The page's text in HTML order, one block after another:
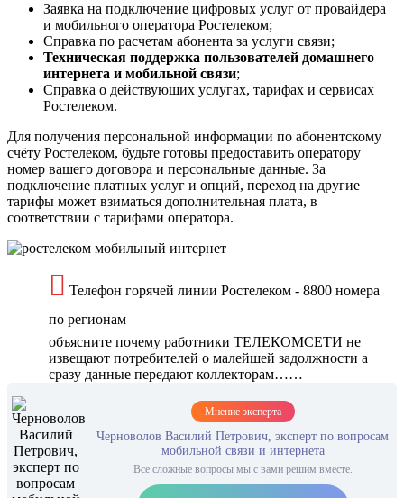
Заявка на подключение цифровых услуг от провайдера
и мобильного оператора Ростелеком;
Справка по расчетам абонента за услуги связи;
Техническая поддержка пользователей домашнего
интернета и мобильной связи;
Справка о действующих услугах, тарифах и сервисах
Ростелеком.
Для получения персональной информации по абонентскому
счёту Ростелеком, будьте готовы предоставить оператору
номер вашего договора и персональные данные. За
подключение платных услуг и опций, переход на другие
тарифы может взиматься дополнительная плата, в
соответствии с тарифами оператора.
Телефон горячей линии Ростелеком - 8800 номера
по регионам
объясните почему работники ТЕЛЕКОМСЕТИ не
извещают потребителей о малейшей задолжности а
сразу данные передают коллекторам……
Мнение эксперта
Черноволов Василий Петрович, эксперт по вопросам
мобильной связи и интернета
Все сложные вопросы мы с вами решим вместе.